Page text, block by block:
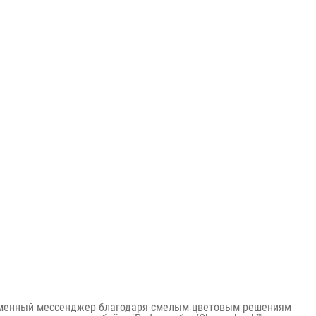
мессенджер благодаря смелым цветовым решениям